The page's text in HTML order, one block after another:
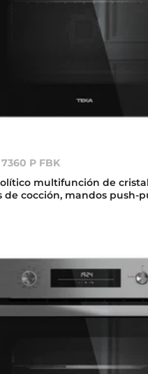
P FBK
multifunción de
de cocción, mandos push-